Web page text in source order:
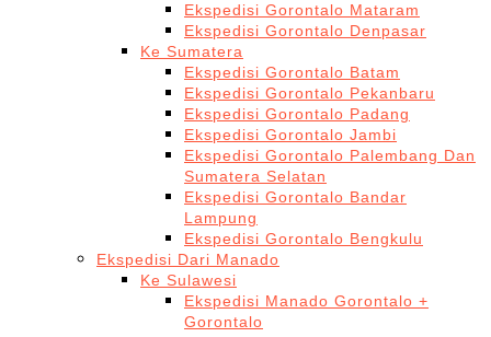
Ekspedisi Gorontalo Mataram
Ekspedisi Gorontalo Denpasar
Ke Sumatera
Ekspedisi Gorontalo Batam
Ekspedisi Gorontalo Pekanbaru
Ekspedisi Gorontalo Padang
Ekspedisi Gorontalo Jambi
Ekspedisi Gorontalo Palembang Dan
Sumatera Selatan
Ekspedisi Gorontalo Bandar
Lampung
Ekspedisi Gorontalo Bengkulu
Ekspedisi Dari Manado
Ke Sulawesi
Ekspedisi Manado Gorontalo +
Gorontalo